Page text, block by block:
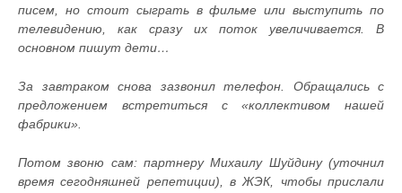
писем, но стоит сыграть в фильме или выступить по
телевидению, как сразу их поток увеличивается. В
основном пишут дети…
За завтраком снова зазвонил телефон. Обращались с
предложением встретиться с «коллективом нашей
фабрики».
Потом звоню сам: партнеру Михаилу Шуйдину (уточнил
время сегодняшней репетиции), в ЖЭК, чтобы прислали